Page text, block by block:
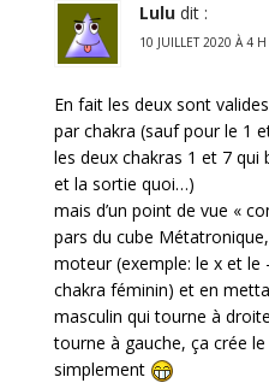
Lulu dit :
10 JUILLET 2020 À 4
En fait les deux sont
par chakra (sauf pour le 1
les deux chakras 1 et 7 qui
et la sortie quoi…)
mais d’un point de vue «
pars du cube
moteur (exemple: le x et le
chakra féminin) et en
masculin qui tourne à
tourne à gauche, ça crée
simplement